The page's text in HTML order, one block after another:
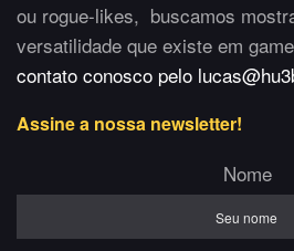
ou rogue-likes, buscamos
versatilidade que existe em
contato conosco pelo
Assine a nossa newsletter!
Nome